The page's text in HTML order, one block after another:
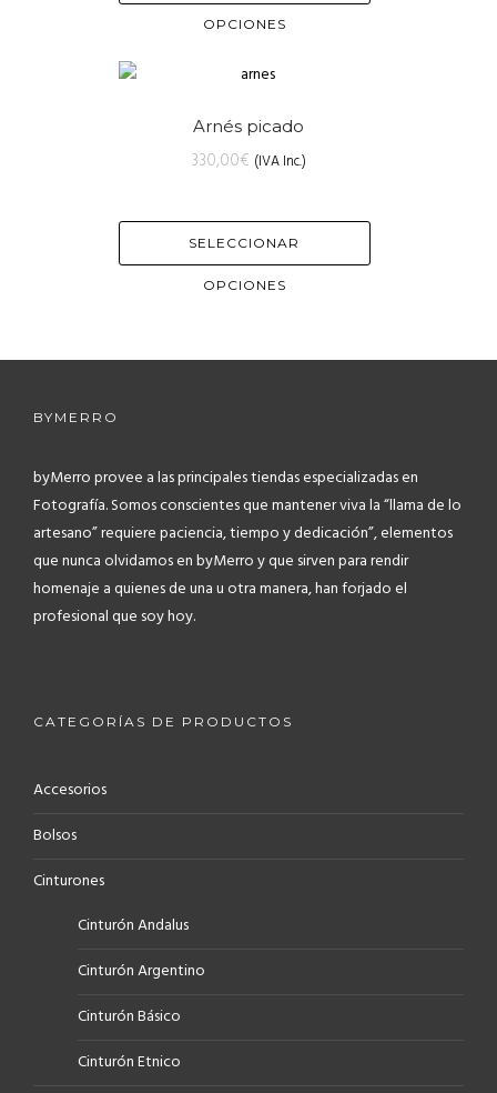
OPCIONES
Arnés picado
330,00€ (IVA Inc.)
SELECCIONAR
OPCIONES
BYMERRO
byMerro provee a las principales tiendas especializadas en
Fotografía.Somos conscientes que mantener viva la “llama de lo
artesano” requiere paciencia, tiempo y dedicación”, elementos
que nunca olvidamos en byMerro y que sirven para rendir
homenaje a quienes de una u otra manera, han forjado el
profesional que soy hoy.
CATEGORÍAS DE PRODUCTOS
Accesorios
Bolsos
Cinturones
Cinturón Andalus
Cinturón Argentino
Cinturón Básico
Cinturón Etnico